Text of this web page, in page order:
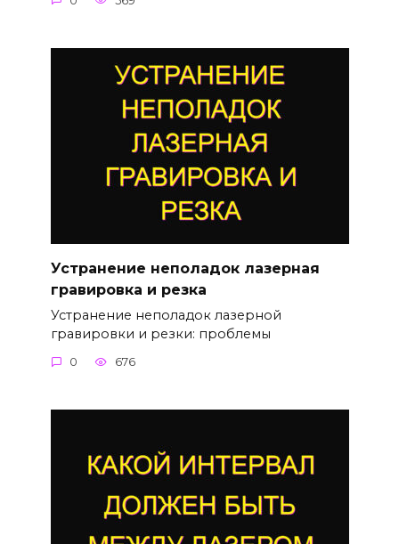
Устранение неполадок лазерная
гравировка и резка
Устранение неполадок лазерной
гравировки и резки: проблемы
0 676